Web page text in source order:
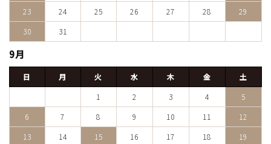
23
24 25 26 27 28
29
30
31
9月
日 月 火 水 木 金
土
1
2 3 4
5
6
7 8 9 10 11
12
13
14 15 16 17 18
19